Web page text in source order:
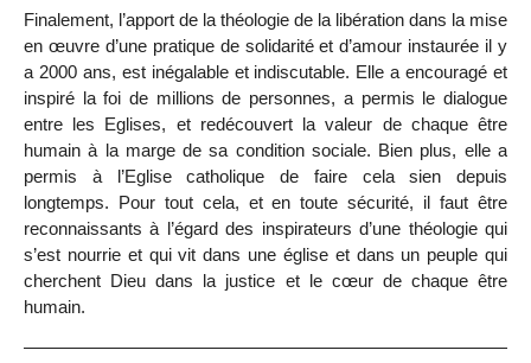
Finalement, l’apport de la théologie de la libération dans la mise
en œuvre d’une pratique de solidarité et d’amour instaurée il y
a 2000 ans, est inégalable et indiscutable. Elle a encouragé et
inspiré la foi de millions de personnes, a permis le dialogue
entre les Eglises, et redécouvert la valeur de chaque être
humain à la marge de sa condition sociale. Bien plus, elle a
permis à l’Eglise catholique de faire cela sien depuis
longtemps. Pour tout cela, et en toute sécurité, il faut être
reconnaissants à l’égard des inspirateurs d’une théologie qui
s’est nourrie et qui vit dans une église et dans un peuple qui
cherchent Dieu dans la justice et le cœur de chaque être
humain.